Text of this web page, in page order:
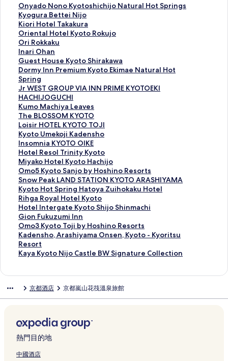
Onyado Nono Kyotoshichijo Natural Hot Springs
此
連
結
會
開
啟
O
n
y
a
d
o
N
o
n
o
K
y
o
t
o
s
h
i
c
h
i
j
u
l
H
o
t
Kyogura Bettei Nijo
此
連
結
會
開
啟
K
y
o
g
u
r
a
B
e
t
t
e
i
N
i
j
o
頁
面
Kiori Hotel Takakura
此
連
結
會
開
啟
K
i
o
r
i
H
o
t
e
l
T
a
k
a
k
u
r
a
頁
面
Oriental Hotel Kyoto Rokujo
此
連
結
會
開
啟
O
r
i
e
n
t
a
l
H
o
t
e
l
K
y
o
t
o
R
o
Ori Rokkaku
此
連
結
會
開
啟
O
r
i
R
o
k
k
a
k
u
頁
面
Inari Ohan
此
連
結
會
開
啟
I
n
a
r
i
O
h
a
n
頁
面
Guest House Kyoto Shirakawa
此
連
結
會
開
啟
G
u
e
s
t
H
o
u
s
e
K
y
o
t
o
S
k
a
頁
面
Dormy Inn Premium Kyoto Ekimae Natural Hot
Spring
此
連
結
會
開
啟
D
o
r
m
y
I
n
n
P
r
e
m
i
u
m
o
i
m
a
e
Jr WEST GROUP VIA INN PRIME KYOTOEKI
HACHIJOGUCHI
此
連
結
會
開
啟
J
r
W
E
S
T
G
R
O
U
P
V
I
P
M
E
K
Y
Kumo Machiya Leaves
此
連
結
會
開
啟
K
u
m
o
M
a
c
h
i
y
a
e
面
The BLOSSOM KYOTO
此
連
結
會
開
啟
T
h
e
B
L
O
S
S
O
M
O
Loisir HOTEL KYOTO TOJI
此
連
結
會
開
啟
L
o
i
s
i
r
H
O
T
O
T
O
J
I
Kyoto Umekoji Kadensho
此
連
結
會
開
啟
K
y
o
t
o
U
m
e
K
e
n
s
h
Insomnia KYOTO OIKE
此
連
結
會
開
啟
I
n
s
o
m
n
i
O
T
I
K
E
頁
Hotel Resol Trinity Kyoto
此
連
結
會
開
啟
H
o
t
e
l
R
T
n
i
t
y
Miyako Hotel Kyoto Hachijo
此
連
結
會
開
啟
M
i
y
a
k
e
y
o
t
o
Omo5 Kyoto Sanjo by Hoshino Resorts
此
連
結
會
開
啟
O
m
o
5
o
n
j
o
b
Snow Peak LAND STATION KYOTO ARASHIYAMA
此
連
結
會
開
啟
S
n
o
k
N
D
S
T
Kyoto Hot Spring Hatoya Zuihokaku Hotel
此
連
結
會
開
啟
K
y
o
p
r
i
n
Rihga Royal Hotel Kyoto
此
連
結
會
開
啟
R
R
a
l
H
o
Hotel Intergate Kyoto Shijo Shinmachi
此
連
結
會
開
啟
l
t
e
r
g
Gion Fukuzumi Inn
此
連
結
會
開
n
k
u
z
u
Omo3 Kyoto Toji by Hoshino Resorts
此
連
結
會
m
o
y
o
t
o
Kadensho, Arashiyama Onsen, Kyoto - Kyoritsu
Resort
此
連
結
a
n
s
h
o
Kaya Kyoto Nijo Castle BW Signature Collection
此
開
啟
y
a
K
y
京都酒店 京都嵐山花筏溫泉旅館
熱門目的地
中國酒店